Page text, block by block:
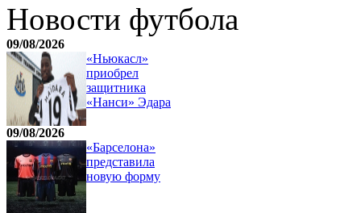
Новости футбола
09/08/2026
«Ньюкасл»
приобрел
защитника
«Нанси» Эдара
09/08/2026
«Барселона»
представила
новую форму